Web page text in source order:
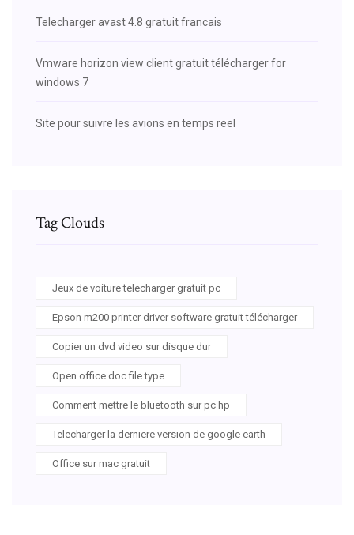
Telecharger avast 4.8 gratuit francais
Vmware horizon view client gratuit télécharger for
windows 7
Site pour suivre les avions en temps reel
Tag Clouds
Jeux de voiture telecharger gratuit pc
Epson m200 printer driver software gratuit télécharger
Copier un dvd video sur disque dur
Open office doc file type
Comment mettre le bluetooth sur pc hp
Telecharger la derniere version de google earth
Office sur mac gratuit